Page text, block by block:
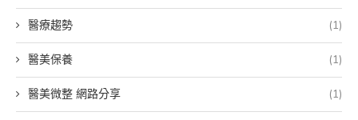
醫療趨勢 (1)
醫美保養 (1)
醫美微整 網路分享 (1)